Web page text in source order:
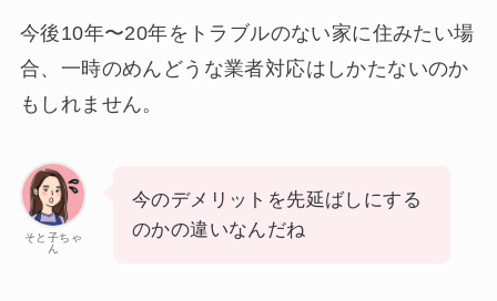
今後10年〜20年をトラブルのない家に住みたい場
合、一時のめんどうな業者対応はしかたないのか
もしれません。
そと子ちゃ
ん
今のデメリットを先延ばしにする
のかの違いなんだね